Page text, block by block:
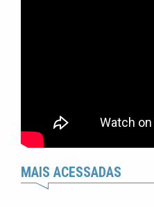
MAIS ACESSADAS